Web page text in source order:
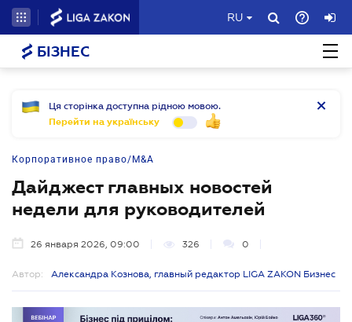
RU
БІЗНЕС
Ця сторінка доступна рідною мовою.
Перейти на українську
Корпоративное право/M&A
Дайджест главных новостей
недели для руководителей
26 января 2026, 09:00 326 0
Автор: Александра Кознова, главный редактор LIGA ZAKON Бизнес